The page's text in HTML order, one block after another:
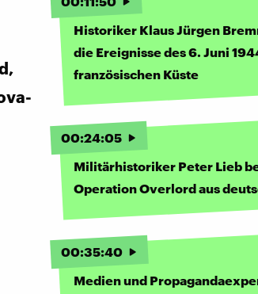
Historiker Klaus Jürgen
die Ereignisse des 6. Juni
französischen Küste
00:24:05
Militärhistoriker Peter Lieb
Operation Overlord aus
00:35:40
Medien und